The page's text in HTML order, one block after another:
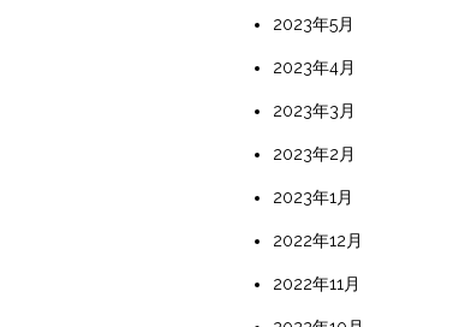
2023年5月
2023年4月
2023年3月
2023年2月
2023年1月
2022年12月
2022年11月